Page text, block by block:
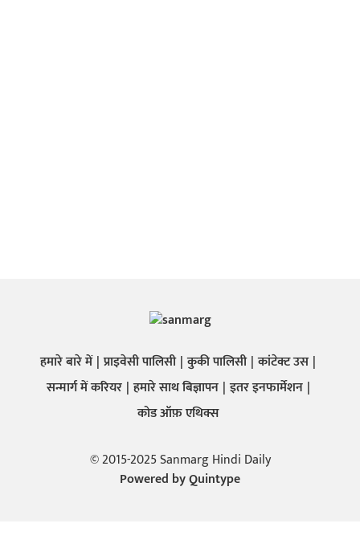
हमारे बारे में प्राइवेसी पालिसी कुकी पालिसी कांटेक्ट उस
सन्मार्ग में करियर हमारे साथ बिज्ञापन इतर इनफार्मेशन
कोड ऑफ़ एथिक्स
© 2015-2025 Sanmarg Hindi Daily
Powered byQuintype